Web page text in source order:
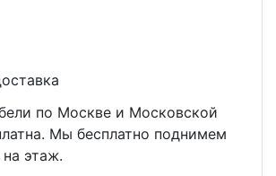
по Москве и Московской
Мы бесплатно поднимем
этаж.